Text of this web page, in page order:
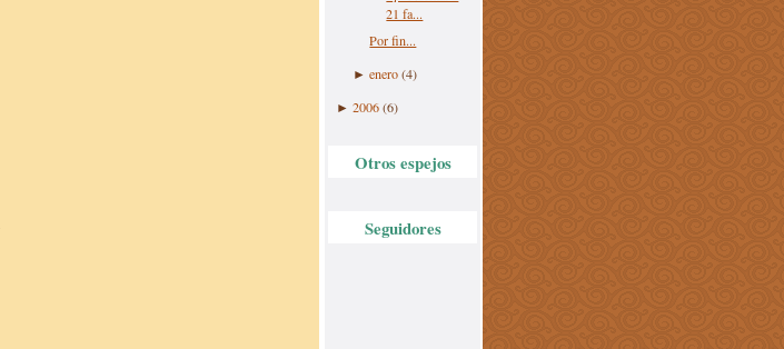
21 fa...
Por fin...
► enero (4)
► 2006(6)
Otros espejos
Seguidores